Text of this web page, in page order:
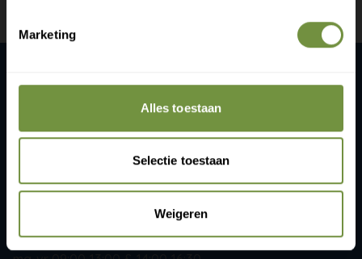
Marketing
Alles toestaan
Selectie toestaan
Weigeren
ThuiszorgWinkelOnline.nl
1215 CR Hilversum
info@thuiszorgwinkelonline.nl
Openingstijden: